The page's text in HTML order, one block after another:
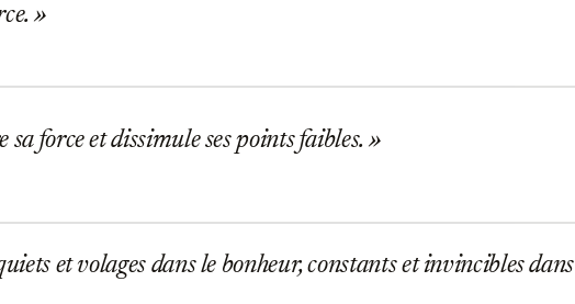
force et dissimule ses points faibles.
et volages dans le bonheur, constants et invincibles dans